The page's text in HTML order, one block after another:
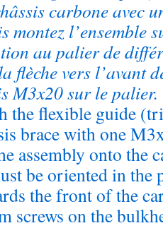
carbone avec
montez l’ensemble
au palier de
flèche vers l’avant
M3x20 sur le palier.
the flexible guide
brace with one
assembly onto the
be oriented in the
the front of the
screws on the